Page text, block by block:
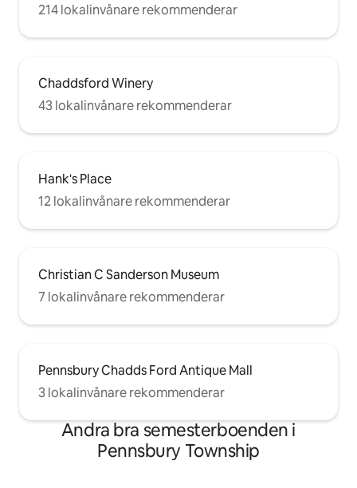
214 lokalinvånare rekommenderar
Chaddsford Winery
43 lokalinvånare rekommenderar
Hank's Place
12 lokalinvånare rekommenderar
Christian C Sanderson Museum
7 lokalinvånare rekommenderar
Pennsbury Chadds Ford Antique Mall
3 lokalinvånare rekommenderar
Andra bra semesterboenden i
Pennsbury Township